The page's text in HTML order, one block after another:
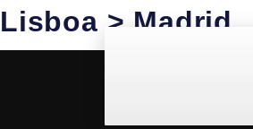
Lisboa > Madrid